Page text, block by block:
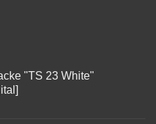
"TS 23 White"